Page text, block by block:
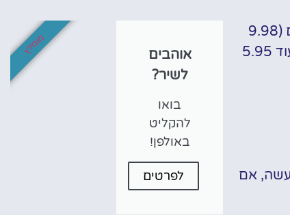
אם אתם רוצים להוסיף צליל המתנה לטלפון שלכם תצטרכו לשלם תשלום חודשי קבוע של כמעט 10 שקלים (9.98
ש"ח ליתר דיוק). על כל שיר או צליל שתורידו בכדי לחבר אותו לשיר ההמתנה שלכם תצטרכו להוסיף ולשלם עוד 5.95
אם
אוהבים
לשיר?
בואו
להקליט
באולפן!
לפרטים
מומלץ